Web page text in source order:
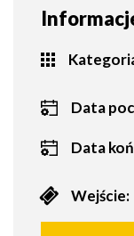
Data
Data
Wejście: